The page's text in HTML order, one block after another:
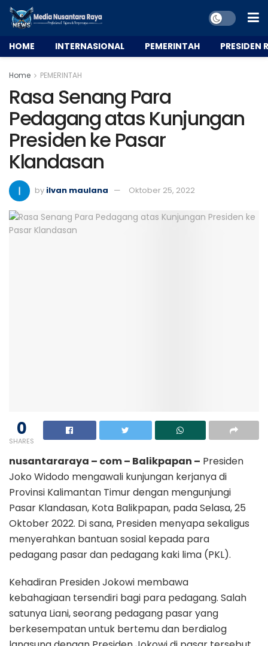
HOME INTERNASIONAL PEMERINTAH PRESIDEN
Home PEMERINTAH
Rasa Senang Para
Pedagang atas Kunjungan
Presiden ke Pasar
Klandasan
by ilvan maulana Oktober 25, 2022
0
SHARES
nusantararaya – com – Balikpapan – Presiden
Joko Widodo mengawali kunjungan kerjanya di
Provinsi Kalimantan Timur dengan mengunjungi
Pasar Klandasan, Kota Balikpapan, pada Selasa, 25
Oktober 2022. Di sana, Presiden menyapa sekaligus
menyerahkan bantuan sosial kepada para
pedagang pasar dan pedagang kaki lima (PKL).
Kehadiran Presiden Jokowi membawa
kebahagiaan tersendiri bagi para pedagang. Salah
satunya Liani, seorang pedagang pasar yang
berkesempatan untuk bertemu dan berdialog